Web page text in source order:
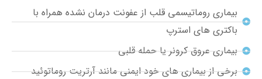
بیماری روماتیسمی قلب از عفونت درمان نشده همراه با
باکتری های استرپ
بیماری عروق کرونر یا حمله قلبی
برخی از بیماری های خود ایمنی مانند آرتریت روماتوئید